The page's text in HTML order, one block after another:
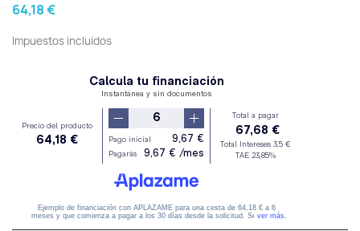
64,18 €
Impuestos incluidos